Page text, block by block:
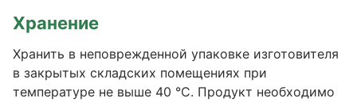
Хранение
Хранить в неповрежденной упаковке изготовителя
в закрытых складских помещениях при
температуре не выше 40 °С. Продукт необходимо